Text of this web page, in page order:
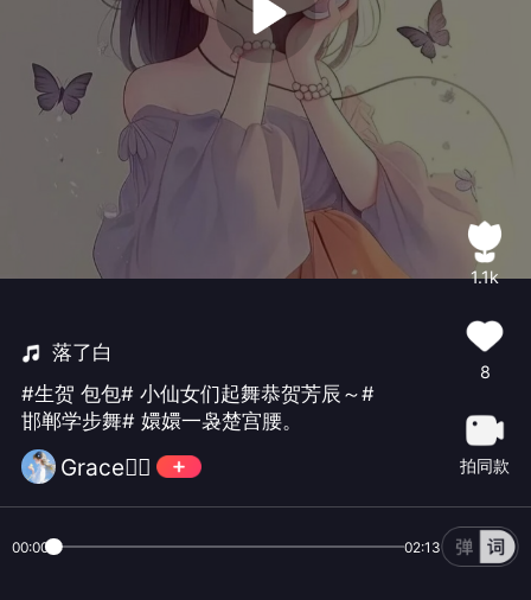
落了白
#生贺 包包# 小仙女们起舞恭贺芳辰～#
邯郸学步舞# 嬛嬛一袅楚宫腰。
Grace🧜‍♀️
1.1k
8
拍同款
00:00 02:13